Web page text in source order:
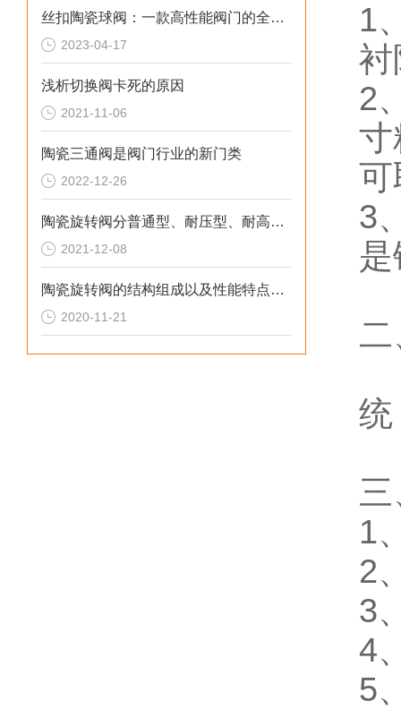
丝扣陶瓷球阀：一款高性能阀门的全面解析
2023-04-17
浅析切换阀卡死的原因
2021-11-06
陶瓷三通阀是阀门行业的新门类
2022-12-26
陶瓷旋转阀分普通型、耐压型、耐高温型三大类
2021-12-08
陶瓷旋转阀的结构组成以及性能特点解析
2020-11-21
1
衬
2
寸
可
3
统
1
2
3
4
5